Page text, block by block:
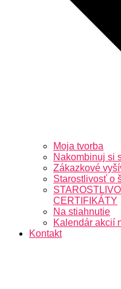
Moja tvorba
Nakombinuj si
Zákazkové
Starostlivosť o
CERTIFIKÁTY
Na stiahnutie
Kalendár akcií
Kontakt